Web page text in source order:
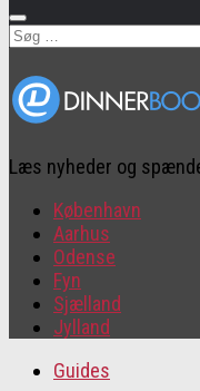
Søg
Læs nyheder og
København
Aarhus
Odense
Fyn
Sjælland
Jylland
Guides